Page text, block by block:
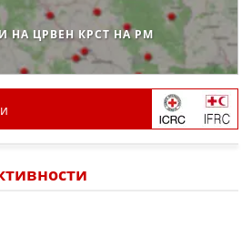
НА ЦРВЕН КРСТ НА РМ